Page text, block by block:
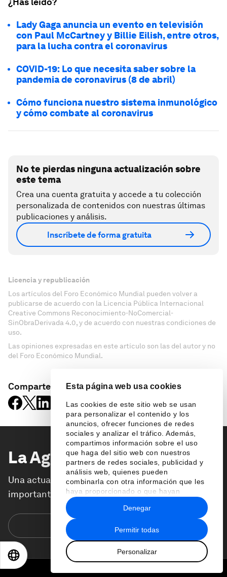
Esta página web usa cookies
Las cookies de este sitio web se usan
para personalizar el contenido y los
anuncios, ofrecer funciones de redes
sociales y analizar el tráfico. Además,
compartimos información sobre el uso
que haga del sitio web con nuestros
partners de redes sociales, publicidad y
análisis web, quienes pueden
combinarla con otra información que les
haya proporcionado o que hayan
recopilado a partir del uso que haya
hecho de sus servicios.
Permitir todas
Personalizar
Denegar
Lady Gaga anuncia un evento en televisión
con Paul McCartney y Billie Eilish, entre otros,
para la lucha contra el coronavirus
COVID-19: Lo que necesita saber sobre la
pandemia de coronavirus (8 de abril)
Cómo funciona nuestro sistema inmunológico
y cómo combate al coronavirus
No te pierdas ninguna actualización sobre
este tema
Crea una cuenta gratuita y accede a tu colección
personalizada de contenidos con nuestras últimas
publicaciones y análisis.
Inscríbete de forma gratuita
Licencia y republicación
Los artículos del Foro Económico Mundial pueden volver a
publicarse de acuerdo con la Licencia Pública Internacional
Creative Commons Reconocimiento-NoComercial-
SinObraDerivada 4.0, y de acuerdo con nuestras condiciones de
uso.
Las opiniones expresadas en este artículo son las del autor y no
del Foro Económico Mundial.
Comparte:
La AgendaSemanal
Una actualización semanal de los temas más
importantes de la agenda global
Suscríbete hoy